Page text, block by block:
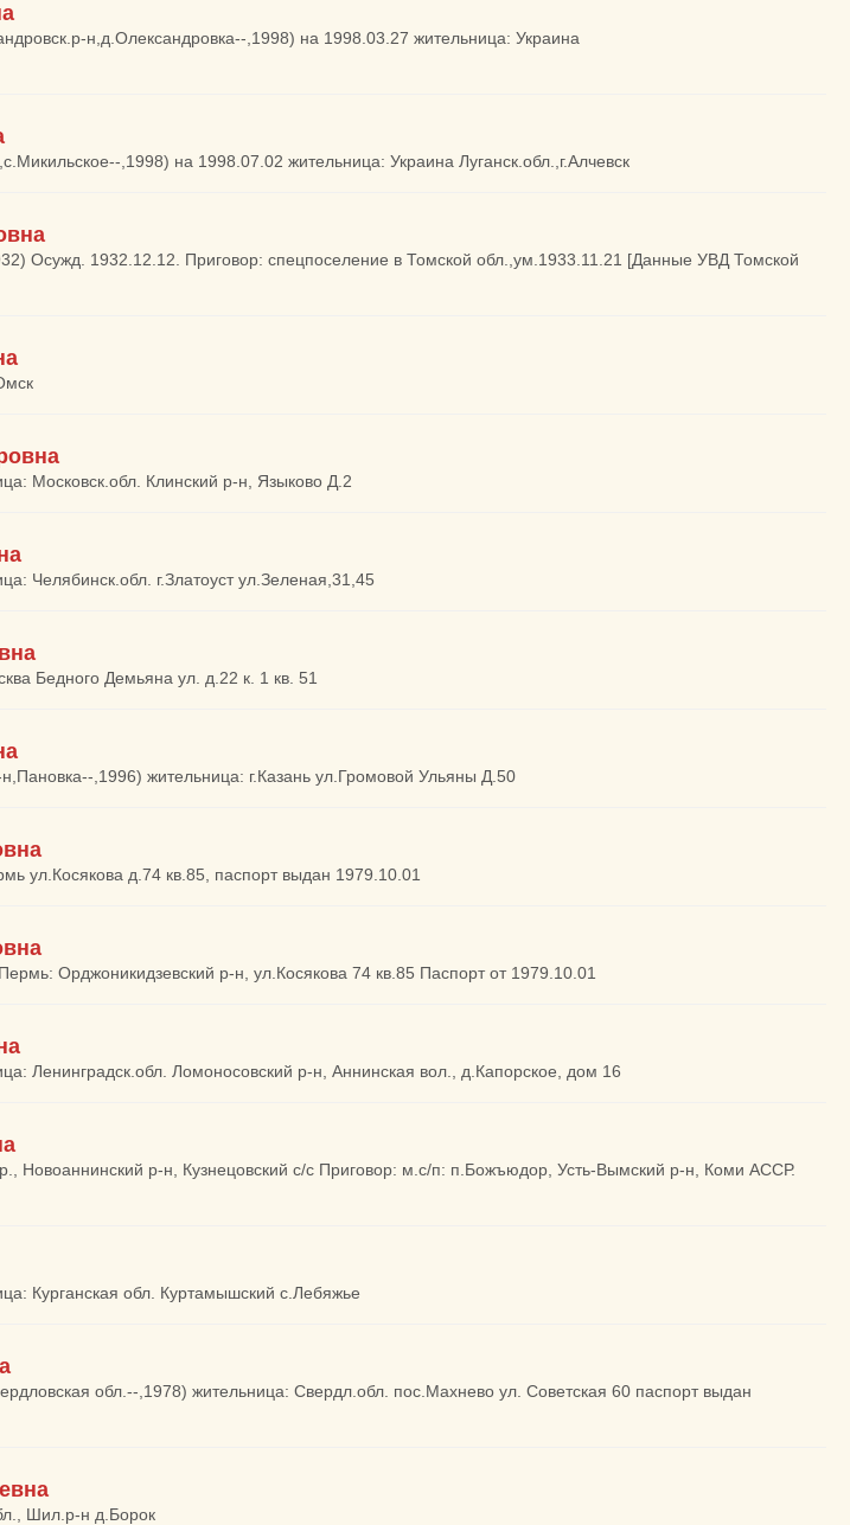
н,д.Олександровка--,1998) на 1998.03.27 жительница: Украина
,1998) на 1998.07.02 жительница: Украина Луганск.обл.,г.Алчевск
Осужд. 1932.12.12. Приговор: спецпоселение в Томской обл.,ум.1933.11.21 [Данные УВД Томской
Московск.обл. Клинский р-н, Языково Д.2
Челябинск.обл. г.Златоуст ул.Зеленая,31,45
Бедного Демьяна ул. д.22 к. 1 кв. 51
,1996) жительница: г.Казань ул.Громовой Ульяны Д.50
ул.Косякова д.74 кв.85, паспорт выдан 1979.10.01
Орджоникидзевский р-н, ул.Косякова 74 кв.85 Паспорт от 1979.10.01
Ленинградск.обл. Ломоносовский р-н, Аннинская вол., д.Капорское, дом 16
Новоаннинский р-н, Кузнецовский с/с Приговор: м.с/п: п.Божъюдор, Усть-Вымский р-н, Коми АССР.
Курганская обл. Куртамышский с.Лебяжье
обл.--,1978) жительница: Свердл.обл. пос.Махнево ул. Советская 60 паспорт выдан
Шил.р-н д.Борок